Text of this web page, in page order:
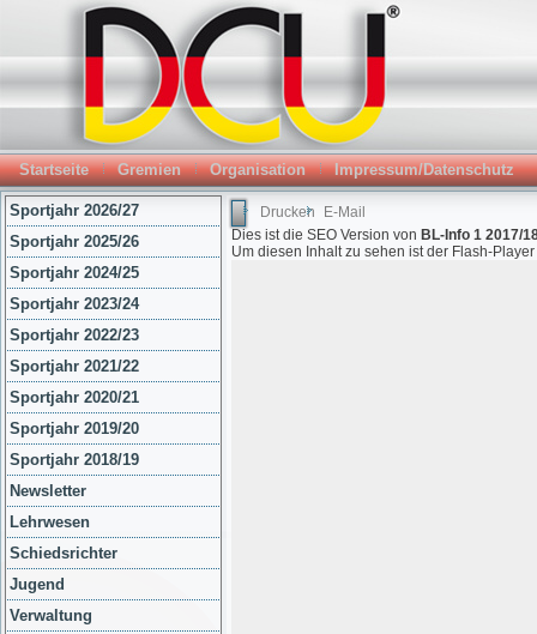
Startseite Gremien Organisation Impressum/Datenschutz
Sportjahr 2026/27
Sportjahr 2025/26
Sportjahr 2024/25
Sportjahr 2023/24
Sportjahr 2022/23
Sportjahr 2021/22
Sportjahr 2020/21
Sportjahr 2019/20
Sportjahr 2018/19
Newsletter
Lehrwesen
Schiedsrichter
Jugend
Verwaltung
Drucken
E-Mail
Dies ist die SEO Version von BL-Info 1 2017/
Um diesen Inhalt zu sehen ist der Flash-